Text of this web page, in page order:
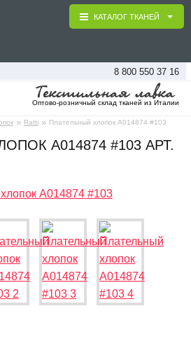
8 800 550 37 16
Оптово-розничный склад тканей из Италии
» Ratti » Плательный хлопок А014874 #103
КАТАЛОГ ТКАНЕЙ
А014874 #103 АРТ.